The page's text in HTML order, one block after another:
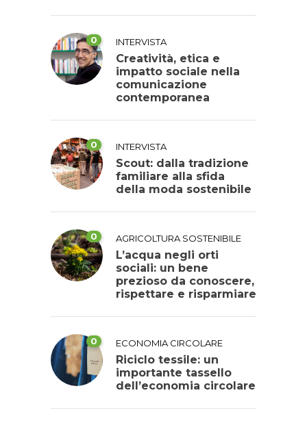
0 INTERVISTA
Creatività, etica e
impatto sociale nella
comunicazione
contemporanea
0 INTERVISTA
Scout: dalla tradizione
familiare alla sfida
della moda sostenibile
0 AGRICOLTURA SOSTENIBILE
L’acqua negli orti
sociali: un bene
prezioso da conoscere,
rispettare e risparmiare
0 ECONOMIA CIRCOLARE
Riciclo tessile: un
importante tassello
dell’economia circolare